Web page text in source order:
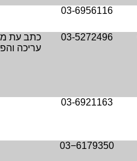
03-6956116
03-5272496
כתב עת
עריכה
03-6921163
03−6179350